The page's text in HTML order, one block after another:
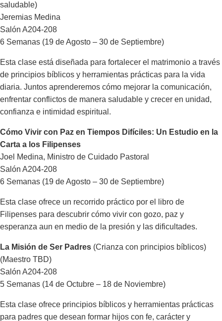
saludable)
Jeremias Medina
Salón A204-208
6 Semanas (19 de Agosto – 30 de Septiembre)
Esta clase está diseñada para fortalecer el matrimonio a través
de principios bíblicos y herramientas prácticas para la vida
diaria. Juntos aprenderemos cómo mejorar la comunicación,
enfrentar conflictos de manera saludable y crecer en unidad,
confianza e intimidad espiritual.
Cómo Vivir con Paz en Tiempos Difíciles: Un Estudio en la
Carta a los Filipenses
Joel Medina, Ministro de Cuidado Pastoral
Salón A204-208
6 Semanas (19 de Agosto – 30 de Septiembre)
Esta clase ofrece un recorrido práctico por el libro de
Filipenses para descubrir cómo vivir con gozo, paz y
esperanza aun en medio de la presión y las dificultades.
La Misión de Ser Padres (Crianza con principios bíblicos)
(Maestro TBD)
Salón A204-208
5 Semanas (14 de Octubre – 18 de Noviembre)
Esta clase ofrece principios bíblicos y herramientas prácticas
para padres que desean formar hijos con fe, carácter y